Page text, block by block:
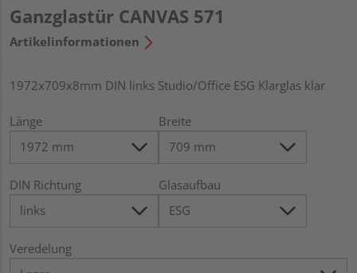
Ganzglastür CANVAS 571
Artikelinformationen
1972x709x8mm DIN links Studio/Office ESG Klarglas klar
Länge Breite
DIN Richtung Glasaufbau
Veredelung